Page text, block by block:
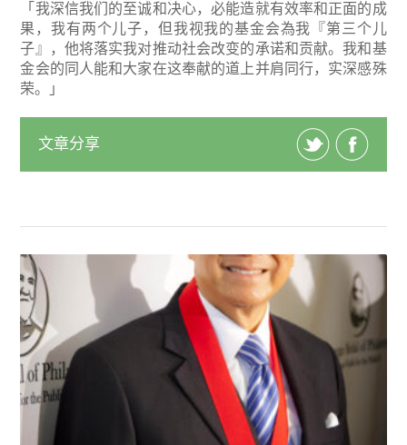
「我深信我们的至诚和决心，必能造就有效率和正面的成
果，我有两个儿子，但我视我的基金会為我『第三个儿
子』，他将落实我对推动社会改变的承诺和贡献。我和基
金会的同人能和大家在这奉献的道上并肩同行，实深感殊
荣。」
文章分享